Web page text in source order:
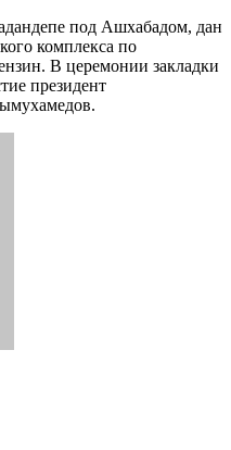
под Ашхабадом, дан
комплекса по
В церемонии закладки
президент